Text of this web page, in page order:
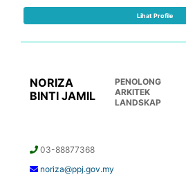
Lihat Profile
NORIZA
BINTI JAMIL
PENOLONG
ARKITEK
LANDSKAP
03-88877368
noriza@ppj.gov.my